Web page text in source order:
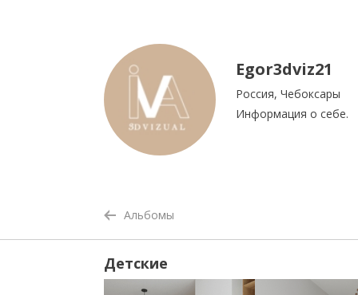
Egor3dviz21
Россия, Чебоксары
Информация о себе.
Альбомы
Детские